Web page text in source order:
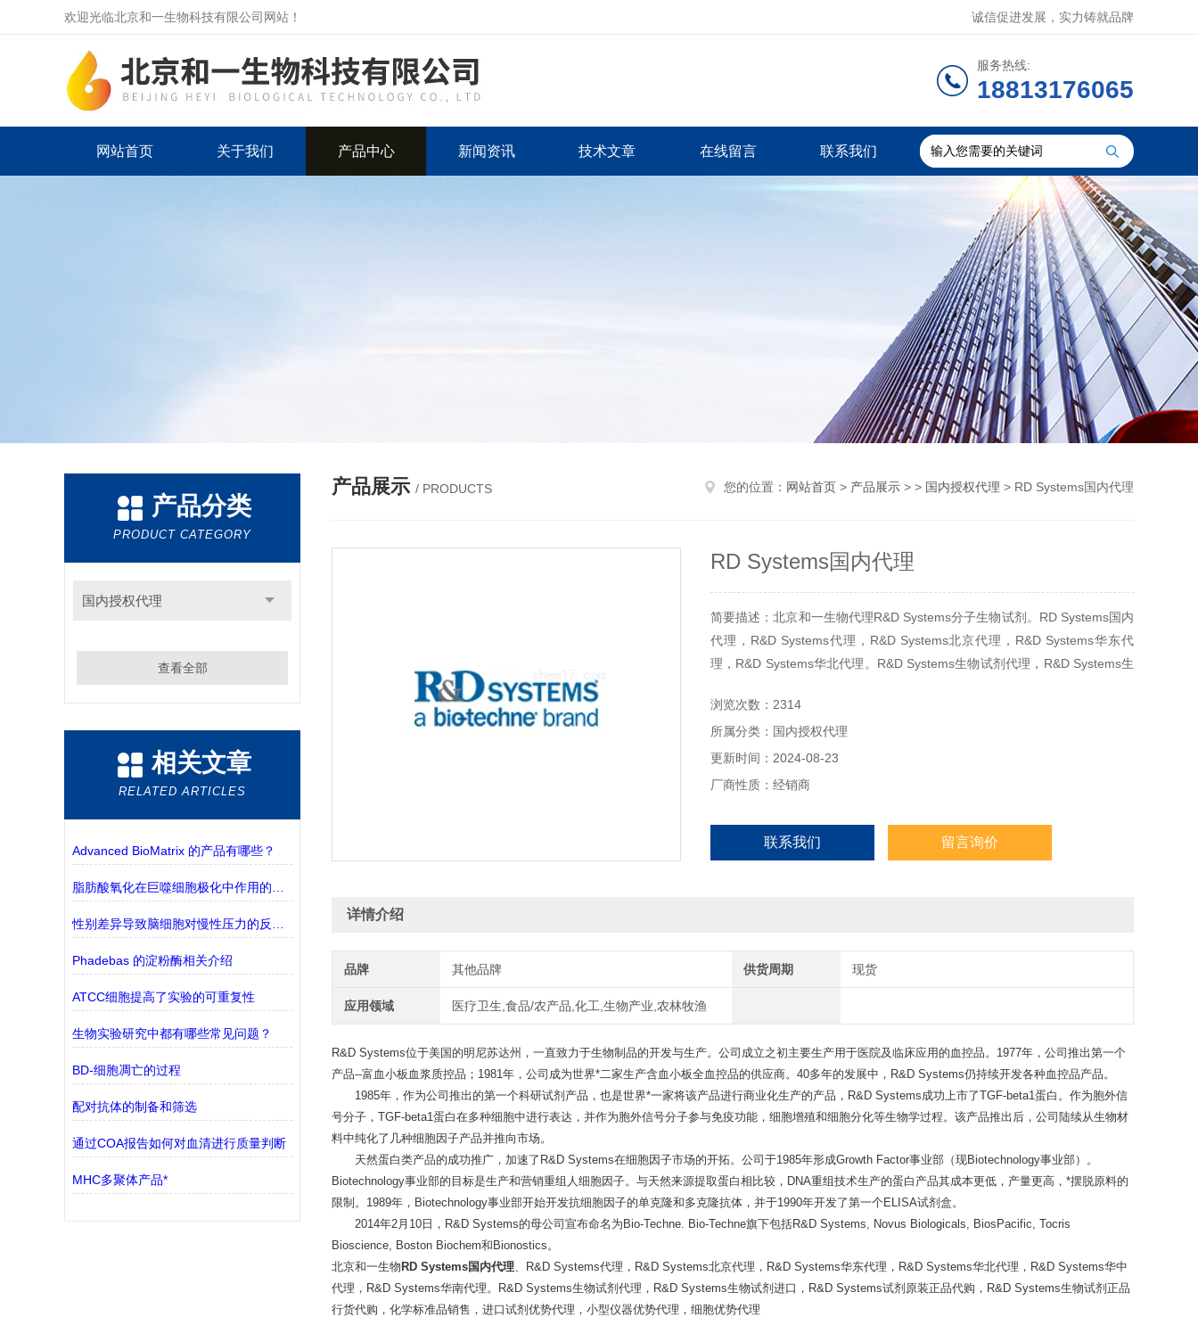
欢迎光临北京和一生物科技有限公司网站！ 诚信促进发展，实力铸就品牌
服务热线:
18813176065
网站首页 关于我们 产品中心 新闻资讯 技术文章 在线留言 联系我们
产品分类
PRODUCT CATEGORY
国内授权代理
查看全部
相关文章
RELATED ARTICLES
Advanced BioMatrix 的产品有哪些？
Phadebas 的淀粉酶相关介绍
ATCC细胞提高了实验的可重复性
生物实验研究中都有哪些常见问题？
BD-细胞凋亡的过程
配对抗体的制备和筛选
通过COA报告如何对血清进行质量判断
MHC多聚体产品*
产品展示 / PRODUCTS 您的位置： 网站首页 > 产品展示 > > 国内授权代理 > RD Systems国内代理
RD Systems国内代理
简要描述：北京和一生物代理R&D Systems分子生物试剂。RD Systems国内
代理，R&D Systems代理，R&D Systems北京代理，R&D Systems华东代
理，R&D Systems华北代理。R&D Systems生物试剂代理，R&D Systems生
浏览次数：2314
所属分类：国内授权代理
更新时间：2024-08-23
厂商性质：经销商
联系我们 留言询价
详情介绍
品牌 其他品牌 供货周期 现货
应用领域 医疗卫生,食品/农产品,化工,生物产业,农林牧渔
R&D Systems位于美国的明尼苏达州，一直致力于生物制品的开发与生产。公司成立之初主要生产用于医院及临床应用的血控品。1977年，公司推出第一个
产品--富血小板血浆质控品；1981年，公司成为世界*二家生产含血小板全血控品的供应商。40多年的发展中，R&D Systems仍持续开发各种血控品产品。
1985年，作为公司推出的第一个科研试剂产品，也是世界*一家将该产品进行商业化生产的产品，R&D Systems成功上市了TGF-beta1蛋白。作为胞外信
号分子，TGF-beta1蛋白在多种细胞中进行表达， 并作为胞外信号分子参与免疫功能，细胞增殖和细胞分化等生物学过程。该产品推出后，公司陆续从生物材
料中纯化了几种细胞因子产品并推向市场。
天然蛋白类产品的成功推广，加速了R&D Systems在细胞因子市场的开拓。公司于1985年形成Growth Factor事业部（现Biotechnology事业部）。
Biotechnology事业部的目标是生产和营销重组人细胞因子。与天然来源提取蛋白相比较，DNA重组技术生产的蛋白产品其成本更低，产量更高，*摆脱原料的
限制。1989年，Biotechnology事业部开始开发抗细胞因子的单克隆和多克隆抗体，并于1990年开发了第一个ELISA试剂盒。
2014年2月10日，R&D Systems的母公司宣布命名为Bio-Techne. Bio-Techne旗下包括R&D Systems, Novus Biologicals, BiosPacific, Tocris
Bioscience, Boston Biochem和Bionostics。
北京和一生物 RD Systems国内代理、R&D Systems代理，R&D Systems北京代理，R&D Systems华东代理，R&D Systems华北代理，R&D Systems华中
代理，R&D Systems华南代理。R&D Systems生物试剂代理，R&D Systems生物试剂进口，R&D Systems试剂原装正品代购，R&D Systems生物试剂正品
行货代购，化学标准品销售，进口试剂优势代理，小型仪器优势代理，细胞优势代理